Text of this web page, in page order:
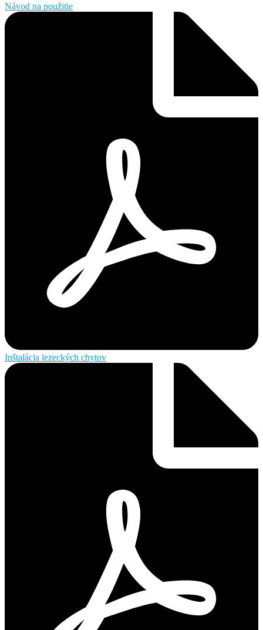
Návod na použitie
Inštalácia lezeckých chytov